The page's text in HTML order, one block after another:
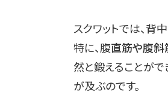
スクワットでは、背
特に、腹直筋や腹斜
然と鍛えることがで
が及ぶのです。